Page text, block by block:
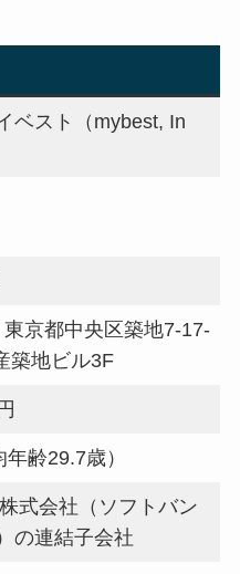
ベスト（mybest, In
京都中央区築地7-17-
築地ビル3F
齢29.7歳）
式会社（ソフトバン
の連結子会社